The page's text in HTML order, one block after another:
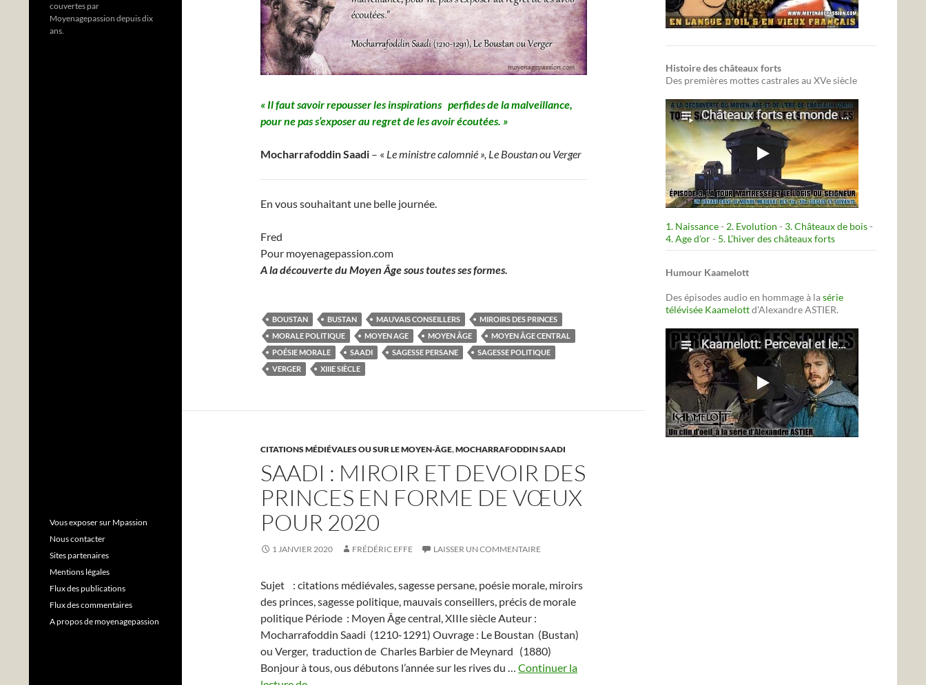
« Il faut savoir repousser les inspirations perfides de la malveillance,
pour ne pas s’exposer au regret de les avoir écoutées. »
Mocharrafoddin Saadi – « Le ministre calomnié », Le Boustan ou Verger
En vous souhaitant une belle journée.
Fred
Pour moyenagepassion.com
A la découverte du Moyen Âge sous toutes ses formes.
BOUSTAN BUSTAN MAUVAIS CONSEILLERS
MIROIRS DES PRINCES
MORALE POLITIQUE
MOYEN AGE MOYEN ÂGE
MOYEN ÂGE CENTRAL
POÉSIE MORALE
SAADI SAGESSE PERSANE
SAGESSE POLITIQUE
VERGER
XIIIE SIÈCLE
CITATIONS MÉDIÉVALES OU SUR LE MOYEN-ÂGE,MOCHARRAFODDIN SAADI
SAADI : MIROIR ET DEVOIR DES
PRINCES EN FORME DE VŒUX
POUR 2020
1 JANVIER 2020 FRÉDÉRIC EFFE LAISSER UN COMMENTAIRE
Sujet : citations médiévales, sagesse persane, poésie morale, miroirs
des princes, sagesse politique, mauvais conseillers, précis de morale
politique Période : Moyen Âge central, XIIIe siècle Auteur :
Mocharrafoddin Saadi (1210-1291) Ouvrage : Le Boustan (Bustan)
ou Verger, traduction de Charles Barbier de Meynard (1880)
Bonjour à tous, ous débutons l’année sur les rives du … Continuer la
Histoire des châteaux forts
Des premières mottes castrales au XVe siècle
1. Naissance- 2. Evolution - 3. Châteaux de bois-
4. Age d’or- 5. L’hiver des châteaux forts
Humour Kaamelott
Des épisodes audio en hommage à lasérie
télévisée Kaamelottd'Alexandre ASTIER.
couvertes par
Moyenagepassion depuis dix
ans.
Vous exposer sur Mpassion
Nous contacter
Sites partenaires
Mentions légales
Flux des publications
Flux des commentaires
A propos de moyenagepassion